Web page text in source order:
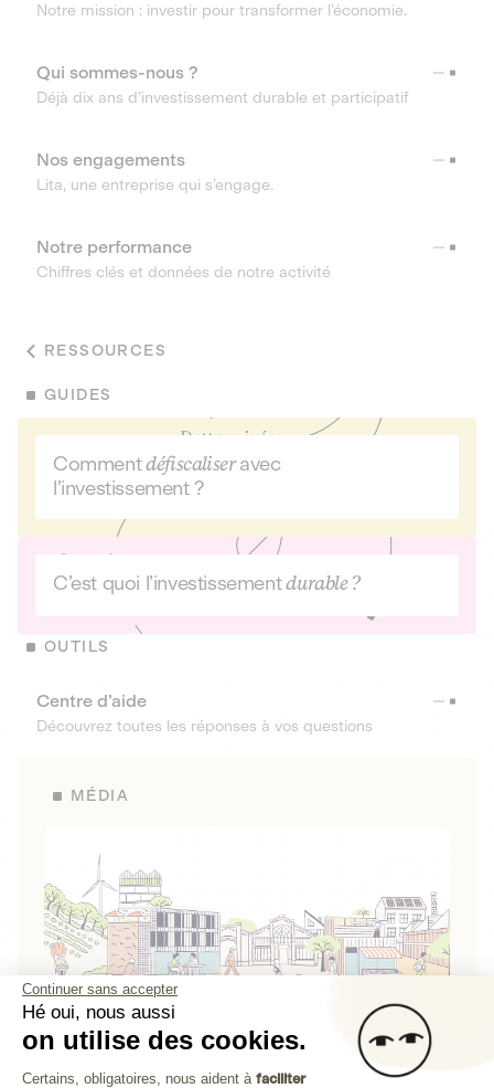
Notre mission : investir pour transformer l’économie.
Qui sommes-nous ?
Déjà dix ans d’investissement durable et participatif
Nos engagements
Lita, une entreprise qui s’engage.
Notre performance
Chiffres clés et données de notre activité
RESSOURCES
GUIDES
Commentdéfiscaliser avec
l’investissement ?
C’est quoi l’investissementdurable ?
OUTILS
Centre d’aide
Découvrez toutes les réponses à vos questions
MÉDIA
Continuer sans accepter
Hé oui, nous aussi
on utilise des cookies.
Plateforme de Gestion du
Certains, obligatoires, nous aident à faciliter